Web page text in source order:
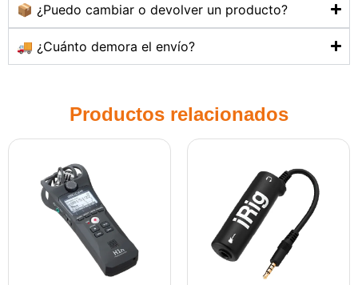
📦 ¿Puedo cambiar o devolver un producto?
🚚 ¿Cuánto demora el envío?
Productos relacionados